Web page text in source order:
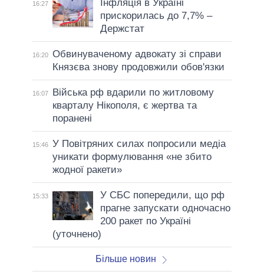
16:27
Інфляція в Україні
прискорилась до 7,7% –
Держстат
16:20 Обвинуваченому адвокату зі справи
Князєва знову продовжили обов'язки
16:07
Війська рф вдарили по житловому
кварталу Нікополя, є жертва та
поранені
15:46 У Повітряних силах попросили медіа
уникати формулювання «не збито
жодної ракети»
15:33
У СБС попередили, що рф
прагне запускати одночасно
200 ракет по Україні
(уточнено)
Більше новин